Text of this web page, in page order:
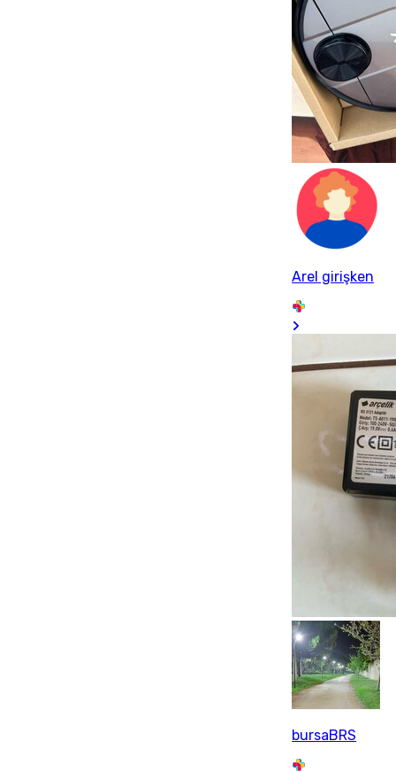
Arel girişken
bursaBRS